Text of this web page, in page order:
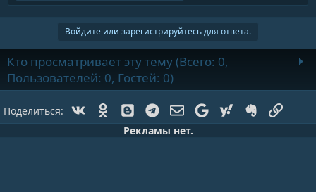
Войдите или зарегистрируйтесь для ответа.
Кто просматривает эту тему (Всего: 0,
Пользователей: 0, Гостей: 0)
Поделиться: Vk Ok BloggerTelegramЭлектронная почта
GoogleYahoo Evernote
Рекламы нет.